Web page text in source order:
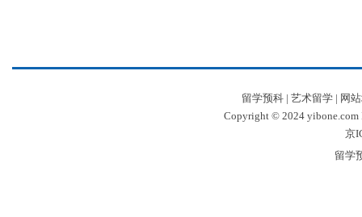
留学预科| 艺术留学| 网
Copyright © 2024 yibone.com
京
留学